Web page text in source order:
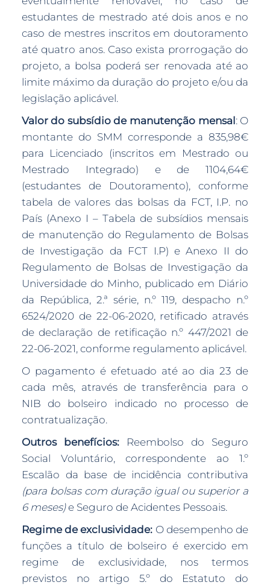
estudantes de mestrado até dois anos e no
caso de mestres inscritos em doutoramento
até quatro anos. Caso exista prorrogação do
projeto, a bolsa poderá ser renovada até ao
limite máximo da duração do projeto e/ou da
legislação aplicável.
Valor do subsídio de manutenção mensal : O
montante do SMM corresponde a 835,98€
para Licenciado (inscritos em Mestrado ou
Mestrado Integrado) e de 1104,64€
(estudantes de Doutoramento), conforme
tabela de valores das bolsas da FCT, I.P. no
País (Anexo I – Tabela de subsídios mensais
de manutenção do Regulamento de Bolsas
de Investigação da FCT I.P) e Anexo II do
Regulamento de Bolsas de Investigação da
Universidade do Minho, publicado em Diário
da República, 2.ª série, n.º 119, despacho n.º
6524/2020 de 22-06-2020, retificado através
de declaração de retificação n.º 447/2021 de
22-06-2021, conforme regulamento aplicável.
O pagamento é efetuado até ao dia 23 de
cada mês, através de transferência para o
NIB do bolseiro indicado no processo de
contratualização.
Outros benefícios:Reembolso do Seguro
Social Voluntário, correspondente ao 1.º
Escalão da base de incidência contributiva
(para bolsas com duração igual ou superior a
6 meses)e Seguro de Acidentes Pessoais.
Regime de exclusividade: O desempenho de
funções a título de bolseiro é exercido em
regime de exclusividade, nos termos
previstos no artigo 5.º do Estatuto do